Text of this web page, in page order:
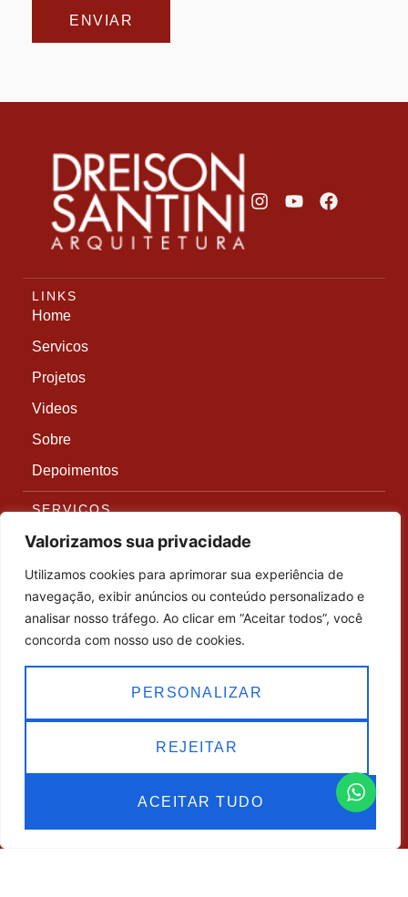
Valorizamos sua privacidade
Utilizamos cookies para aprimorar sua experiência de
navegação, exibir anúncios ou conteúdo personalizado e
analisar nosso tráfego. Ao clicar em “Aceitar todos”, você
concorda com nosso uso de cookies.
PERSONALIZAR
REJEITAR
ACEITAR TUDO
ENVIAR
LINKS
Home
Servicos
Projetos
Videos
Sobre
Depoimentos
SERVIÇOS
Design de Interiores & decoração
Iluminação / Projeto Luminotécnico
Assessoria em Acabamento e Revestimento
SOBRE NÓS
O escritório Dreison Santini Arquitetura destaca-se
desenvolvendo espaços residenciais e comerciais
que combinam elegância, praticidade e
exclusividade. Especializado em arquitetura e design